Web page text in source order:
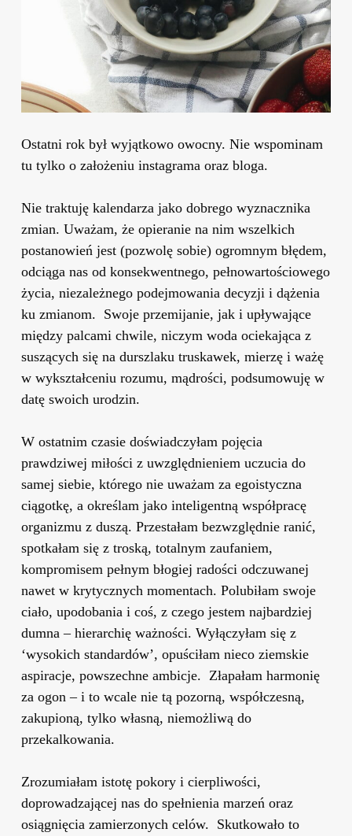
Ostatni rok był wyjątkowo owocny. Nie wspominam
tu tylko o założeniu instagrama oraz bloga.
Nie traktuję kalendarza jako dobrego wyznacznika
zmian. Uważam, że opieranie na nim wszelkich
postanowień jest (pozwolę sobie) ogromnym błędem,
odciąga nas od konsekwentnego, pełnowartościowego
życia, niezależnego podejmowania decyzji i dążenia
ku zmianom. Swoje przemijanie, jak i upływające
między palcami chwile, niczym woda ociekająca z
suszących się na durszlaku truskawek, mierzę i ważę
w wykształceniu rozumu, mądrości, podsumowuję w
datę swoich urodzin.
W ostatnim czasie doświadczyłam pojęcia
prawdziwej miłości z uwzględnieniem uczucia do
samej siebie, którego nie uważam za egoistyczna
ciągotkę, a określam jako inteligentną współpracę
organizmu z duszą. Przestałam bezwzględnie ranić,
spotkałam się z troską, totalnym zaufaniem,
kompromisem pełnym błogiej radości odczuwanej
nawet w krytycznych momentach. Polubiłam swoje
ciało, upodobania i coś, z czego jestem najbardziej
dumna – hierarchię ważności. Wyłączyłam się z
‘wysokich standardów’, opuściłam nieco ziemskie
aspiracje, powszechne ambicje. Złapałam harmonię
za ogon – i to wcale nie tą pozorną, współczesną,
zakupioną, tylko własną, niemożliwą do
przekalkowania.
Zrozumiałam istotę pokory i cierpliwości,
doprowadzającej nas do spełnienia marzeń oraz
osiągnięcia zamierzonych celów. Skutkowało to